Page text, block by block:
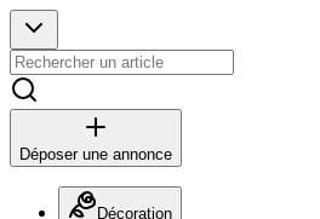
Déposer une annonce
Décoration